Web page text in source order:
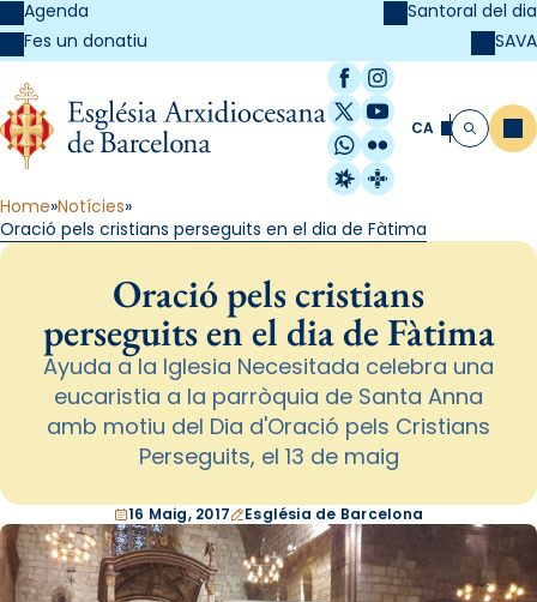
Agenda
Fes un donatiu
Santoral del dia
SAVA
Facebook
Instagram
X / Twitter
YouTube
WhatsApp
Flickr
Radio Estel
Catalunya
CA Cerca
Home Notícies
Oració pels cristians perseguits en el dia de Fàtima
Oració pels cristians
perseguits en el dia de Fàtima
Ayuda a la Iglesia Necesitada celebra una
eucaristia a la parròquia de Santa Anna
amb motiu del Dia d'Oració pels Cristians
Perseguits, el 13 de maig
16 Maig, 2017 Església de Barcelona